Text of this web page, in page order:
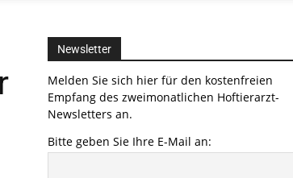
Newsletter
Melden Sie sich hier für den kostenfreien
Empfang des zweimonatlichen Hoftierarzt-
Newsletters an.
Bitte geben Sie Ihre E-Mail an: